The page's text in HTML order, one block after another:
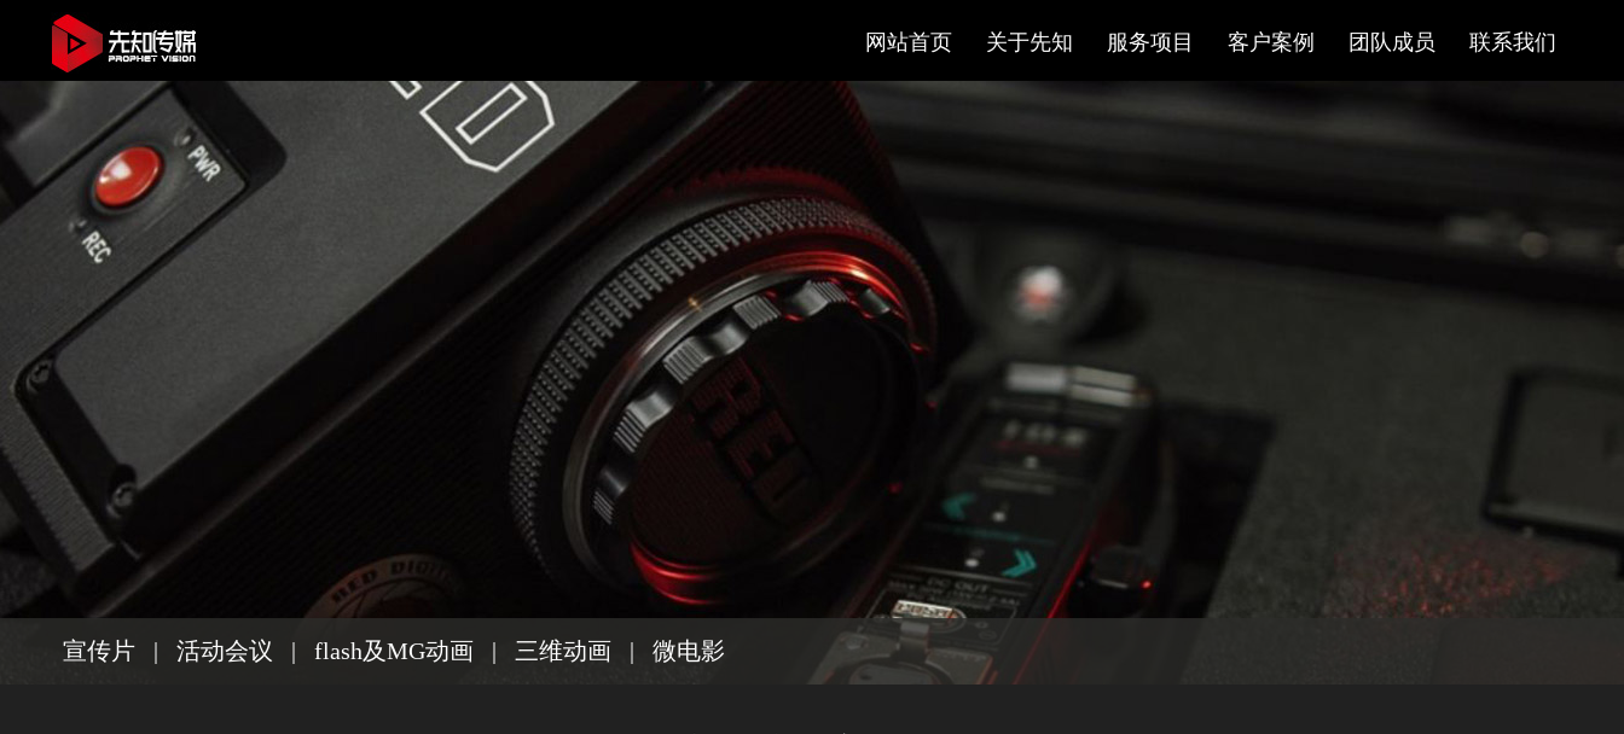
网站首页 关于先知 服务项目 客户案例 团队成员 联系我们
宣传片 | 活动会议 | flash及MG动画 | 三维动画 | 微电影